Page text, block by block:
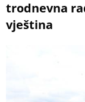
trodnevna
vještina